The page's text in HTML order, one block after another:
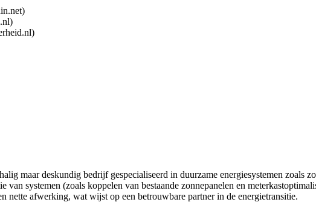
maar deskundig bedrijf gespecialiseerd in duurzame energiesystemen zoals
systemen (zoals koppelen van bestaande zonnepanelen en
nette afwerking, wat wijst op een betrouwbare partner in de energietransitie.